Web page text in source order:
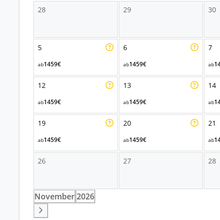
28 29 30
5
ab1459€
6
ab1459€
7
ab
12
ab1459€
13
ab1459€
14
ab
19
ab1459€
20
ab1459€
21
ab
26 27 28
November2026